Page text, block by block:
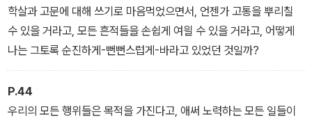
학살과 고문에 대해 쓰기로 마음먹었으면서, 언젠가 고통을 뿌리칠
수 있을 거라고, 모든 흔적들을 손쉽게 여읠 수 있을 거라고, 어떻게
나는 그토록 순진하게-뻔뻔스럽게-바라고 있었던 것일까?
P.44
우리의 모든 행위들은 목적을 가진다고, 애써 노력하는 모든 일들이